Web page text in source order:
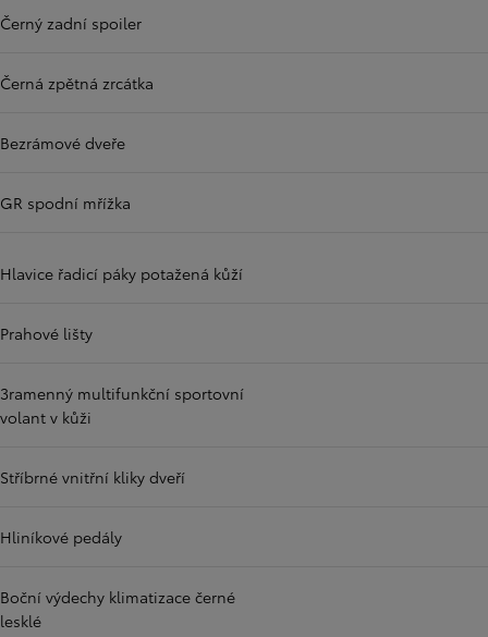
Černý zadní spoiler
Černá zpětná zrcátka
Bezrámové dveře
GR spodní mřížka
Hlavice řadicí páky potažená kůží
Prahové lišty
3ramenný multifunkční sportovní
volant v kůži
Stříbrné vnitřní kliky dveří
Hliníkové pedály
Boční výdechy klimatizace černé
lesklé